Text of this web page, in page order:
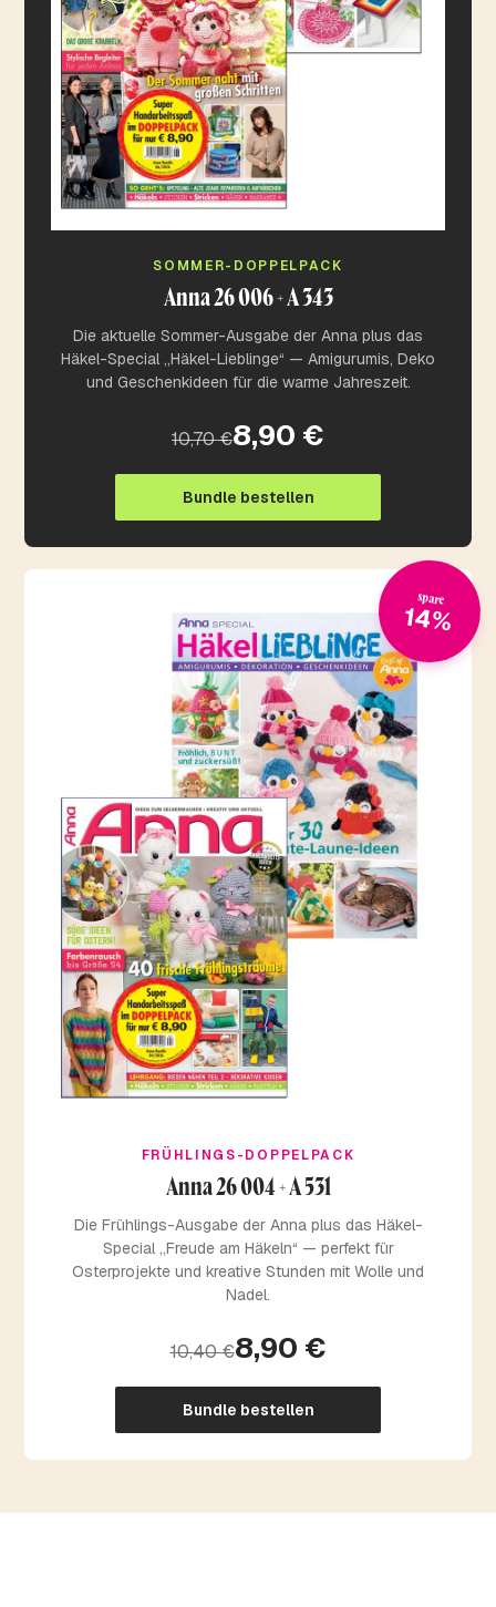
SOMMER-DOPPELPACK
Anna 26 006 + A 343
Die aktuelle Sommer-Ausgabe der Anna plus das
Häkel-Special „Häkel-Lieblinge“ — Amigurumis, Deko
und Geschenkideen für die warme Jahreszeit.
10,70 €8,90 €
Bundle bestellen
spare
14%
FRÜHLINGS-DOPPELPACK
Anna 26 004 + A 531
Die Frühlings-Ausgabe der Anna plus das Häkel-
Special „Freude am Häkeln“ — perfekt für
Osterprojekte und kreative Stunden mit Wolle und
Nadel.
10,40 €8,90 €
Bundle bestellen